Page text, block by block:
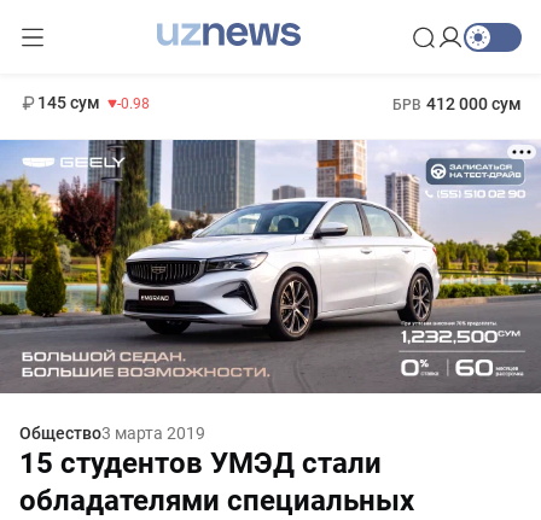
145 сум -0.98 БРВ 412 000 сум
Общество3 марта 2019
15 студентов УМЭД стали
обладателями специальных